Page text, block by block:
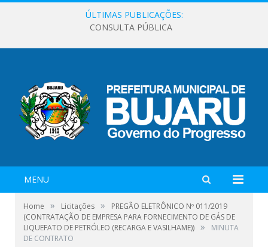
ÚLTIMAS PUBLICAÇÕES:
CONSULTA PÚBLICA
MENU
Home » Licitações »
PREGÃO ELETRÔNICO Nº 011/2019
(CONTRATAÇÃO DE EMPRESA PARA FORNECIMENTO DE GÁS DE
LIQUEFATO DE PETRÓLEO (RECARGA E VASILHAME)) »
MINUTA
DE CONTRATO